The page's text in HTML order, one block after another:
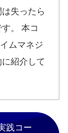
失ったら
。 本コ
ムマネジ
紹介して
践コー